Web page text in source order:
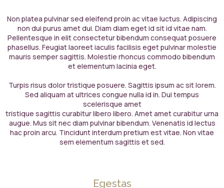
Non platea pulvinar sed eleifend proin ac vitae luctus. Adipiscing
non dui purus amet dui. Diam diam eget id sit id vitae nam.
Pellentesque in elit consectetur bibendum consequat posuere
phasellus. Feugiat laoreet iaculis facilisis eget pulvinar molestie
mauris semper sagittis. Molestie rhoncus commodo bibendum
et elementum lacinia eget.
Turpis risus dolor tristique posuere. Sagittis ipsum ac sit lorem.
Sed aliquam at ultrices congue nulla id in. Dui tempus
scelerisque amet
tristique sagittis curabitur libero libero. Amet amet curabitur urna
augue. Mus sit nec diam pulvinar bibendum. Venenatis id lectus
hac proin arcu. Tincidunt interdum pretium est vitae. Non vitae
sem elementum sagittis et sed.
Egestas